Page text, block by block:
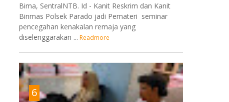
Bima, SentralNTB. Id - Kanit Reskrim dan Kanit
Binmas Polsek Parado jadi Pemateri seminar
pencegahan kenakalan remaja yang
diselenggarakan ... Readmore
6